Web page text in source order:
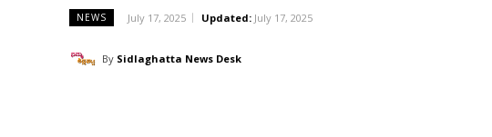
NEWS July 17, 2025 Updated: July 17, 2025
By Sidlaghatta News Desk